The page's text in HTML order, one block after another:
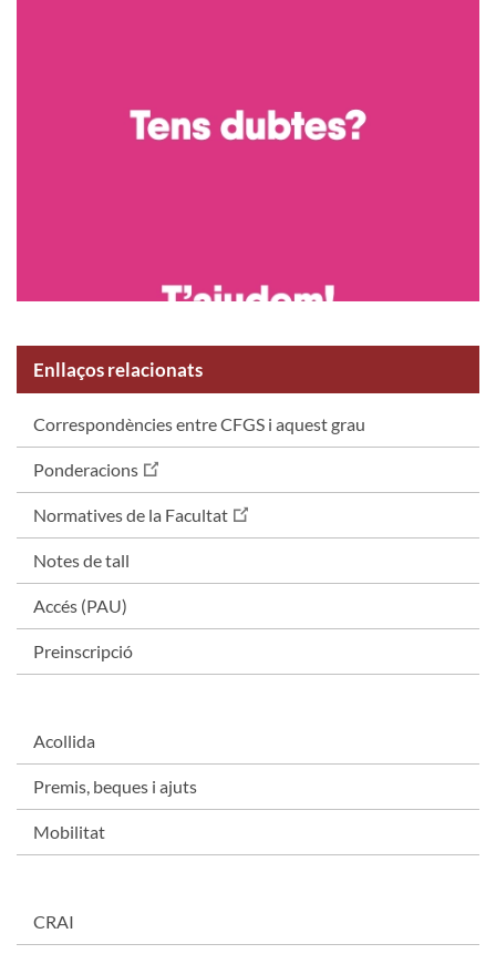
Enllaços relacionats
Correspondències entre CFGS i aquest grau
Ponderacions
Normatives de la Facultat
Notes de tall
Accés (PAU)
Preinscripció
Acollida
Premis, beques i ajuts
Mobilitat
CRAI